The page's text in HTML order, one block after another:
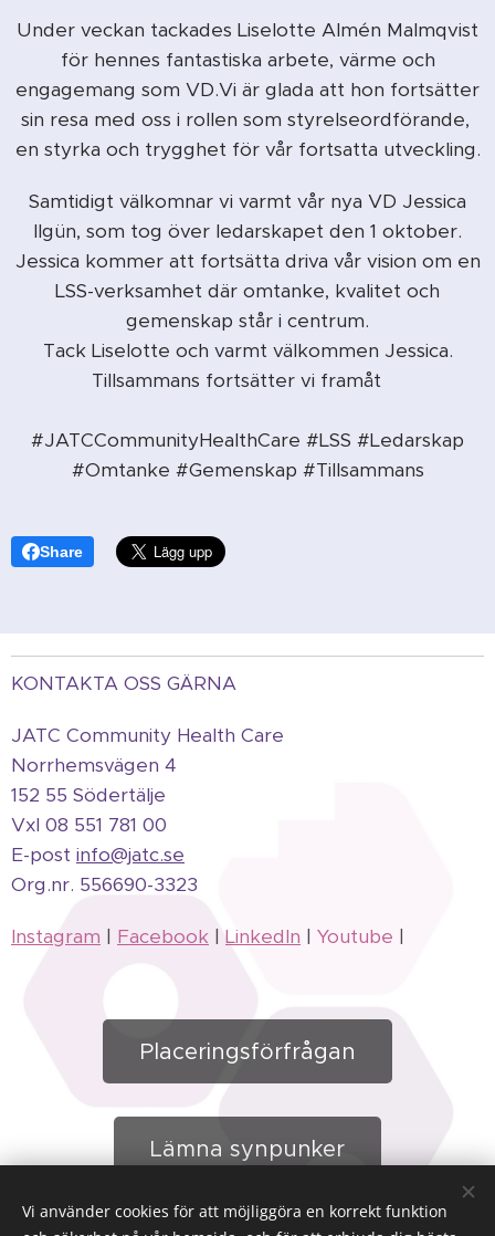
Under veckan tackades Liselotte Almén Malmqvist
för hennes fantastiska arbete, värme och
engagemang som VD.Vi är glada att hon fortsätter
sin resa med oss i rollen som styrelseordförande,
en styrka och trygghet för vår fortsatta utveckling.
Samtidigt välkomnar vi varmt vår nya VD Jessica
Ilgün, som tog över ledarskapet den 1 oktober.
Jessica kommer att fortsätta driva vår vision om en
LSS-verksamhet där omtanke, kvalitet och
gemenskap står i centrum.
Tack Liselotte och varmt välkommen Jessica.
Tillsammans fortsätter vi framåt✨
#JATCCommunityHealthCare #LSS #Ledarskap
#Omtanke #Gemenskap #Tillsammans
Share
KONTAKTA OSS GÄRNA
JATC Community Health Care
Norrhemsvägen 4
152 55 Södertälje
Vxl 08 551 781 00
E-post info@jatc.se
Org.nr. 556690-3323
Instagram | Facebook | LinkedIn | Youtube |
Placeringsförfrågan
Lämna synpunker
Vi använder cookies för att möjliggöra en korrekt funktion